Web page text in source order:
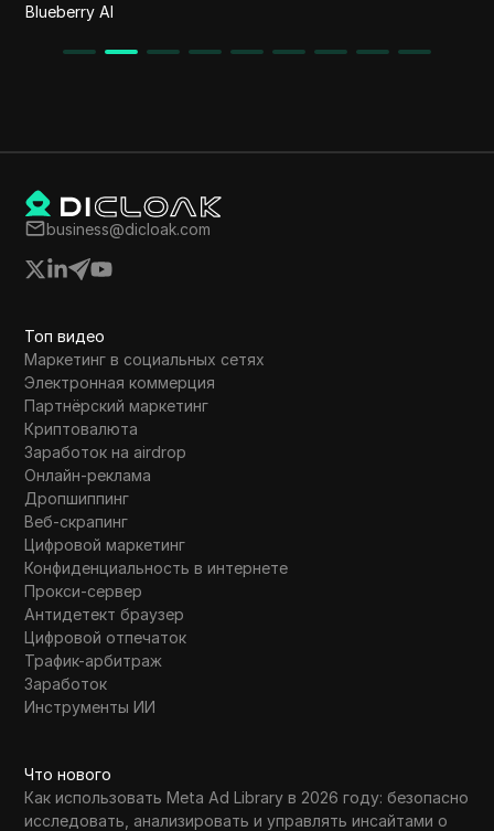
goHeather
business@dicloak.com
Топ видео
Маркетинг в социальных сетях
Электронная коммерция
Партнёрский маркетинг
Криптовалюта
Заработок на airdrop
Онлайн-реклама
Дропшиппинг
Веб-скрапинг
Цифровой маркетинг
Конфиденциальность в интернете
Прокси-сервер
Антидетект браузер
Цифровой отпечаток
Трафик-арбитраж
Заработок
Инструменты ИИ
Что нового
Как использовать Meta Ad Library в 2026 году: безопасно
исследовать, анализировать и управлять инсайтами о